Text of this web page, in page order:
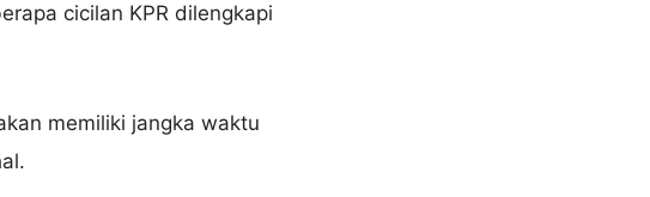
cicilan KPR dilengkapi
memiliki jangka waktu